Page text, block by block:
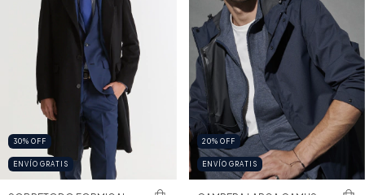
30% OFF
ENVÍO GRATIS
20% OFF
ENVÍO GRATIS